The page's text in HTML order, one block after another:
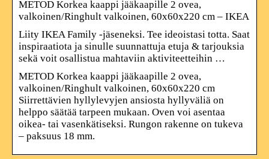
METOD Korkea kaappi jääkaapille 2 ovea,
valkoinen/Ringhult valkoinen, 60x60x220 cm – IKEA
Liity IKEA Family -jäseneksi. Tee ideoistasi totta. Saat
inspiraatiota ja sinulle suunnattuja etuja & tarjouksia
sekä voit osallistua mahtaviin aktiviteetteihin …
METOD Korkea kaappi jääkaapille 2 ovea,
valkoinen/Ringhult valkoinen, 60x60x220 cm
Siirrettävien hyllylevyjen ansiosta hyllyväliä on
helppo säätää tarpeen mukaan. Oven voi asentaa
oikea- tai vasenkätiseksi. Rungon rakenne on tukeva
– paksuus 18 mm.